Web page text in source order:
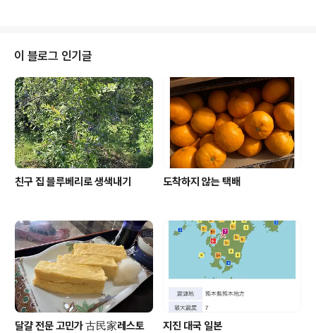
가 일본으로 가서 지금까지 줄곧 일본에 살고 있으니 대구
가 고향이긴 하지만 대구에 대해서 잘 모른다 몇 년 전 김
광석 거리랑 청라 언덕 같은 곳이 있다는 걸 알았다 한국 가
면 한번 가 봐야지 하면서도 한국에 나가면 뭐가 그리 바쁜
지 지금까지 한 번도 가지 못했다 이번 한국 방문에는 한나
절 정도 혼자만의 시간이 있었다..
이 블로그 인기글
친구 집 블루베리로 생색내기 도착하지 않는 택배
달걀 전문 고민가 古民家레스토
지진 대국 일본